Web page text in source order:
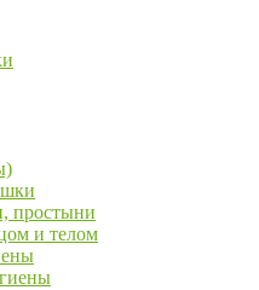
простыни
и телом